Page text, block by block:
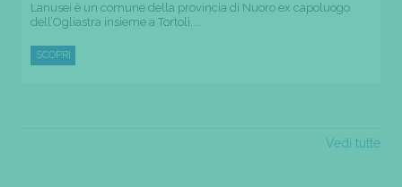
Lanusei è un comune della provincia di Nuoro ex capoluogo
dell’Ogliastra insieme a Tortolì....
SCOPRI
Vedi tutte